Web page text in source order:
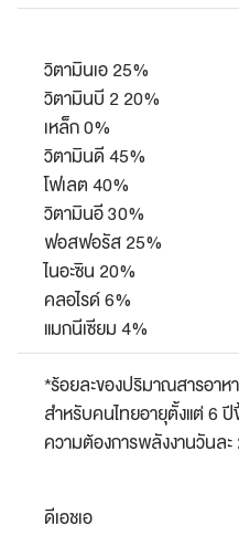
วิตามินเอ 25%
วิตามินบี 2 20%
เหล็ก 0%
วิตามินดี 45%
โฟเลต 40%
วิตามินอี 30%
ฟอสฟอรัส 25%
ไนอะซิน 20%
คลอไรด์ 6%
แมกนีเซียม 4%
*ร้อยละของปริมาณสารอาห
สำหรับคนไทยอายุตั้งแต่ 6 ปี
ความต้องการพลังงานวันล
ดีเอชเอ